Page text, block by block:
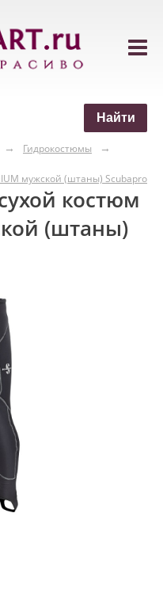
Гидрокостюмы
мужской (штаны) Scubapro
костюм
(штаны)